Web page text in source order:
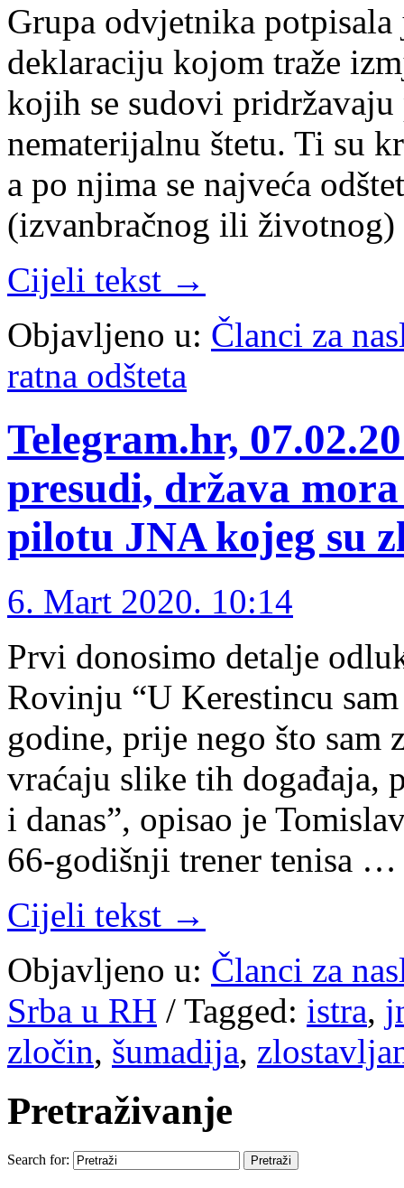
Grupa odvjetnika
deklaraciju kojom traže
kojih se sudovi
nematerijalnu štetu. Ti su
a po njima se najveća
(izvanbračnog ili
Cijeli tekst →
Objavljeno u: Članci za
ratna odšteta
Telegram.hr,
presudi, država
pilotu JNA kojeg su
6. Mart 2020. 10:14
Prvi donosimo detalje
Rovinju “U Kerestincu
godine, prije nego što sam
vraćaju slike tih događaja,
i danas”, opisao je
66-godišnji trener tenisa …
Cijeli tekst →
Objavljeno u: Članci za
Srba u RH / Tagged: istra,
zločin, šumadija,
Pretraživanje
Search for: